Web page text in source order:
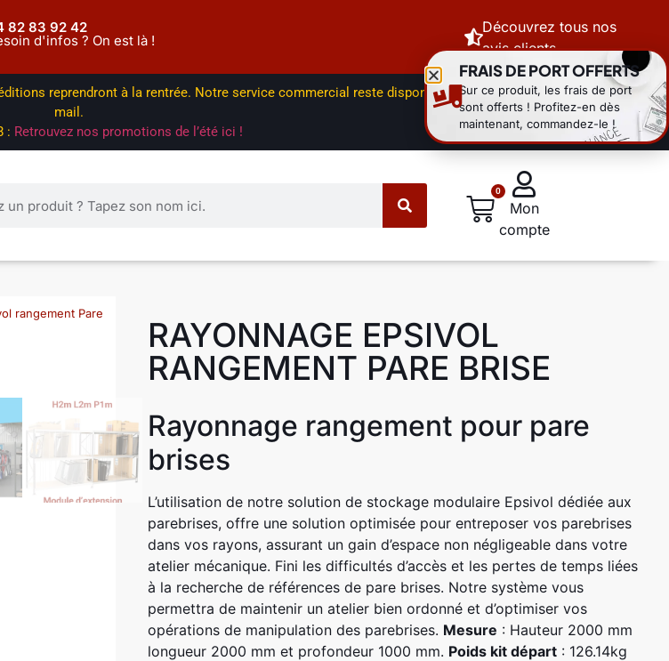
82 83 92 42
d'infos ? On est là !
Découvrez tous nos
avis clients
reprendront à la rentrée. Notre service commercial reste disponible par
mail.
: Retrouvez nos promotions de l’été ici !
0
Mon
compte
rangement Pare
RAYONNAGE EPSIVOL
RANGEMENT PARE BRISE
Rayonnage rangement pour pare
brises
L’utilisation de notre solution de stockage modulaire Epsivol dédiée aux
parebrises, offre une solution optimisée pour entreposer vos parebrises
dans vos rayons, assurant un gain d’espace non négligeable dans votre
atelier mécanique. Fini les difficultés d’accès et les pertes de temps liées
à la recherche de références de pare brises. Notre système vous
permettra de maintenir un atelier bien ordonné et d’optimiser vos
opérations de manipulation des parebrises. Mesure : Hauteur 2000 mm
longueur 2000 mm et profondeur 1000 mm. Poids kit départ: 126.14kg
FRAIS DE PORT OFFERTS
Sur ce produit, les frais de port
sont offerts ! Profitez-en dès
maintenant, commandez-le !